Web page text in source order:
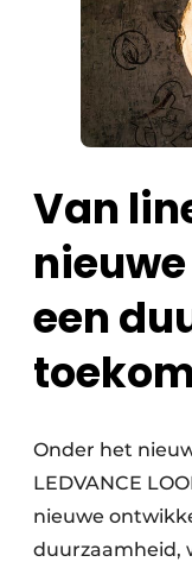
Van
een
Onder het
LEDVANCE
nieuwe
duurzaamheid,